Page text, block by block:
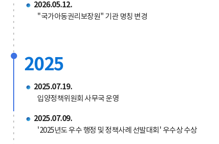
2026.05.12.
"국가아동권리보장원" 기관 명칭 변경
2025
2025.07.19.
입양정책위원회 사무국 운영
2025.07.09.
'2025년도 우수 행정 및 정책사례 선발대회' 우수상 수상